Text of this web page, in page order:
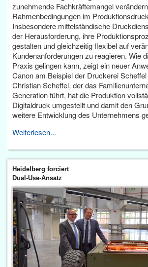
zunehmende Fachkräftemangel
Rahmenbedingungen im
Insbesondere mittelständische
der Herausforderung, ihre
gestalten und gleichzeitig flexibel auf
Kundenanforderungen zu reagieren. Wie
Praxis gelingen kann, zeigt ein neuer
Canon am Beispiel der Druckerei
Christian Scheffel, der das
Generation führt, hat die Produktion
Digitaldruck umgestellt und damit den
weitere Entwicklung des Unternehmens
Weiterlesen...
Heidelberg forciert
Dual-Use-Ansatz